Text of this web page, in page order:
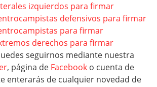
izquierdos para firmar
defensivos para firmar
para firmar
derechos para firmar
seguirnos mediante nuestra
, página de Facebook o cuenta de
enterarás de cualquier novedad de